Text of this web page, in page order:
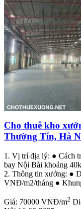
Cho thuê kho
Thường Tín, Hà
1. Vị trí địa lý: ● Cách
bay Nội Bài khoảng
2. Thông tin xưởng: ●
VNĐ/m2/tháng ●
Giá: 70000 VNĐ/m2